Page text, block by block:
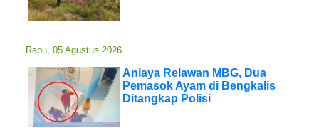
Rabu, 05 Agustus 2026
Aniaya Relawan MBG, Dua
Pemasok Ayam di Bengkalis
Ditangkap Polisi